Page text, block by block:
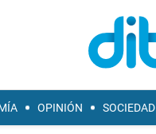
OPINIÓN SOCIEDAD